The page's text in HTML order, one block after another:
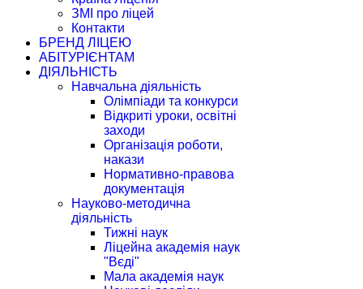
ЗМІ про ліцей
Контакти
БРЕНД ЛІЦЕЮ
АБІТУРІЄНТАМ
ДІЯЛЬНІСТЬ
Навчальна діяльність
Олімпіади та конкурси
Відкриті уроки, освітні
заходи
Організація роботи,
накази
Нормативно-правова
документація
Науково-методична
діяльність
Тижні наук
Ліцейна академія наук
"Вєді"
Мала академія наук